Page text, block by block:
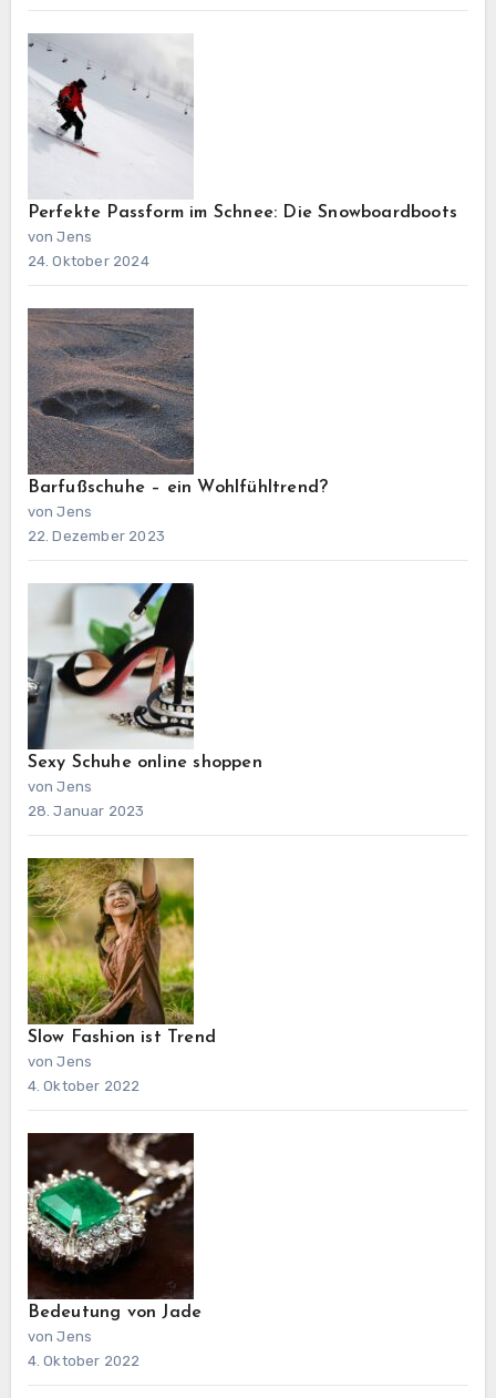
Perfekte Passform im Schnee: Die Snowboardboots
von Jens
24. Oktober 2024
Barfußschuhe – ein Wohlfühltrend?
von Jens
22. Dezember 2023
Sexy Schuhe online shoppen
von Jens
28. Januar 2023
Slow Fashion ist Trend
von Jens
4. Oktober 2022
Bedeutung von Jade
von Jens
4. Oktober 2022